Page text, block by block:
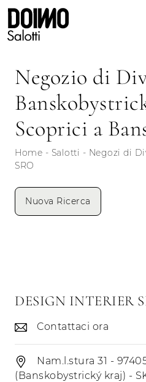
Negozio di
Scoprici a
Home - Salotti - Negozi di
SRO
Nuova Ricerca
DESIGN INTERIER
Contattaci ora
Nam.l.stura 31 -
(Banskobystrický kraj) -